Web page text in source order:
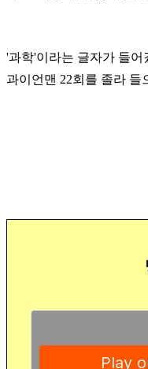
'과학'이라는 글자가 들어
과이언맨 22회를 졸라 들